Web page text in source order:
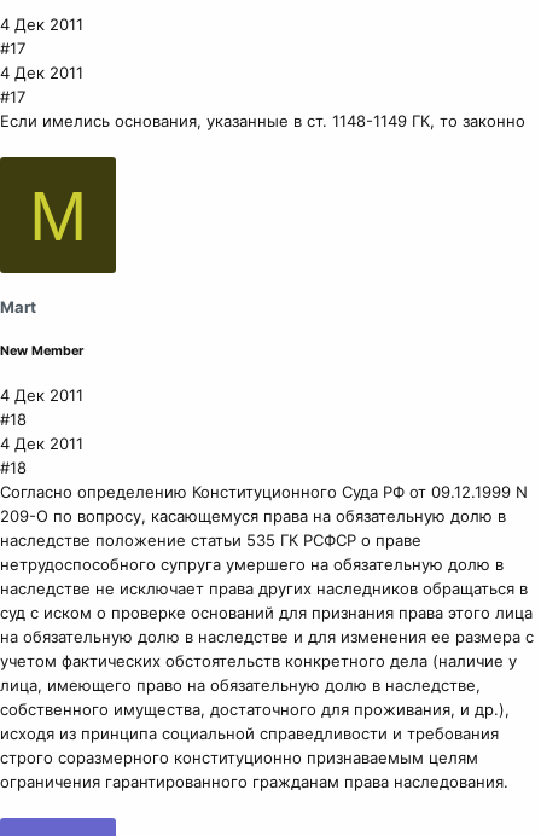
4 Дек 2011
#17
4 Дек 2011
#17
Если имелись основания, указанные в ст. 1148-1149 ГК, то законно
M
Mart
New Member
4 Дек 2011
#18
4 Дек 2011
#18
Согласно определению Конституционного Суда РФ от 09.12.1999 N
209-О по вопросу, касающемуся права на обязательную долю в
наследстве положение статьи 535 ГК РСФСР о праве
нетрудоспособного супруга умершего на обязательную долю в
наследстве не исключает права других наследников обращаться в
суд с иском о проверке оснований для признания права этого лица
на обязательную долю в наследстве и для изменения ее размера с
учетом фактических обстоятельств конкретного дела (наличие у
лица, имеющего право на обязательную долю в наследстве,
собственного имущества, достаточного для проживания, и др.),
исходя из принципа социальной справедливости и требования
строго соразмерного конституционно признаваемым целям
ограничения гарантированного гражданам права наследования.